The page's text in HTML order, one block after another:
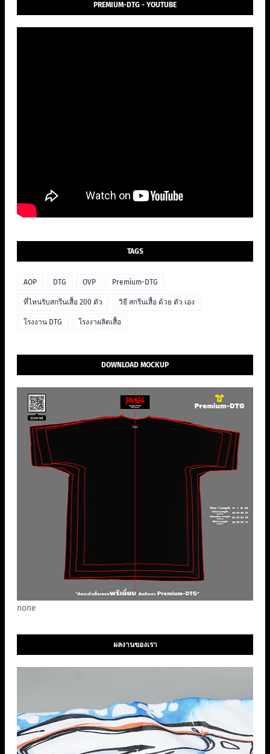
PREMIUM-DTG - YOUTUBE
TAGS
AOP DTG OVP Premium-DTG
ที่ไหนรับสกรีนเสื้อ 200 ตัว วิธี สกรีนเสื้อ ด้วย ตัว เอง
โรงงาน DTG โรงงาผลิตเสื้อ
DOWNLOAD MOCKUP
none
ผลงานของเรา